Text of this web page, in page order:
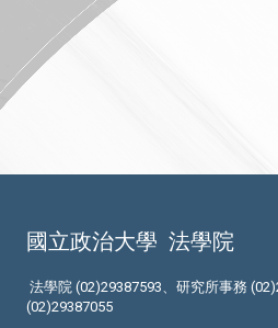
國立政治大學 法學院
法學院 (02)29387593、研究所事務
(02)29387055